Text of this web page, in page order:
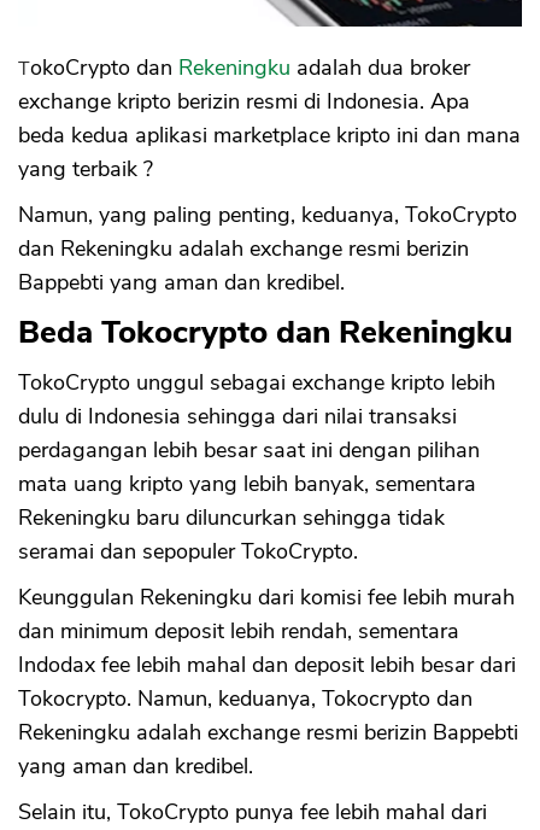
TokoCrypto dan Rekeningku adalah dua broker
exchange kripto berizin resmi di Indonesia. Apa
beda kedua aplikasi marketplace kripto ini dan mana
yang terbaik ?
Namun, yang paling penting, keduanya, TokoCrypto
dan Rekeningku adalah exchange resmi berizin
Bappebti yang aman dan kredibel.
Beda Tokocrypto dan Rekeningku
TokoCrypto unggul sebagai exchange kripto lebih
dulu di Indonesia sehingga dari nilai transaksi
perdagangan lebih besar saat ini dengan pilihan
mata uang kripto yang lebih banyak, sementara
Rekeningku baru diluncurkan sehingga tidak
seramai dan sepopuler TokoCrypto.
Keunggulan Rekeningku dari komisi fee lebih murah
dan minimum deposit lebih rendah, sementara
Indodax fee lebih mahal dan deposit lebih besar dari
Tokocrypto. Namun, keduanya, Tokocrypto dan
Rekeningku adalah exchange resmi berizin Bappebti
yang aman dan kredibel.
Selain itu, TokoCrypto punya fee lebih mahal dari